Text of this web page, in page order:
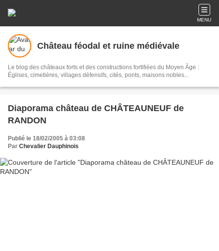
MENU
Château féodal et ruine médiévale
Le blog des châteaux forts et des constructions fortifiées du Moyen Âge :
Églises, cimetières, villages défensifs, cités, ponts, maisons nobles...
Diaporama château de CHÂTEAUNEUF de
RANDON
Publié le 18/02/2005 à 03:08
Par Chevalier Dauphinois